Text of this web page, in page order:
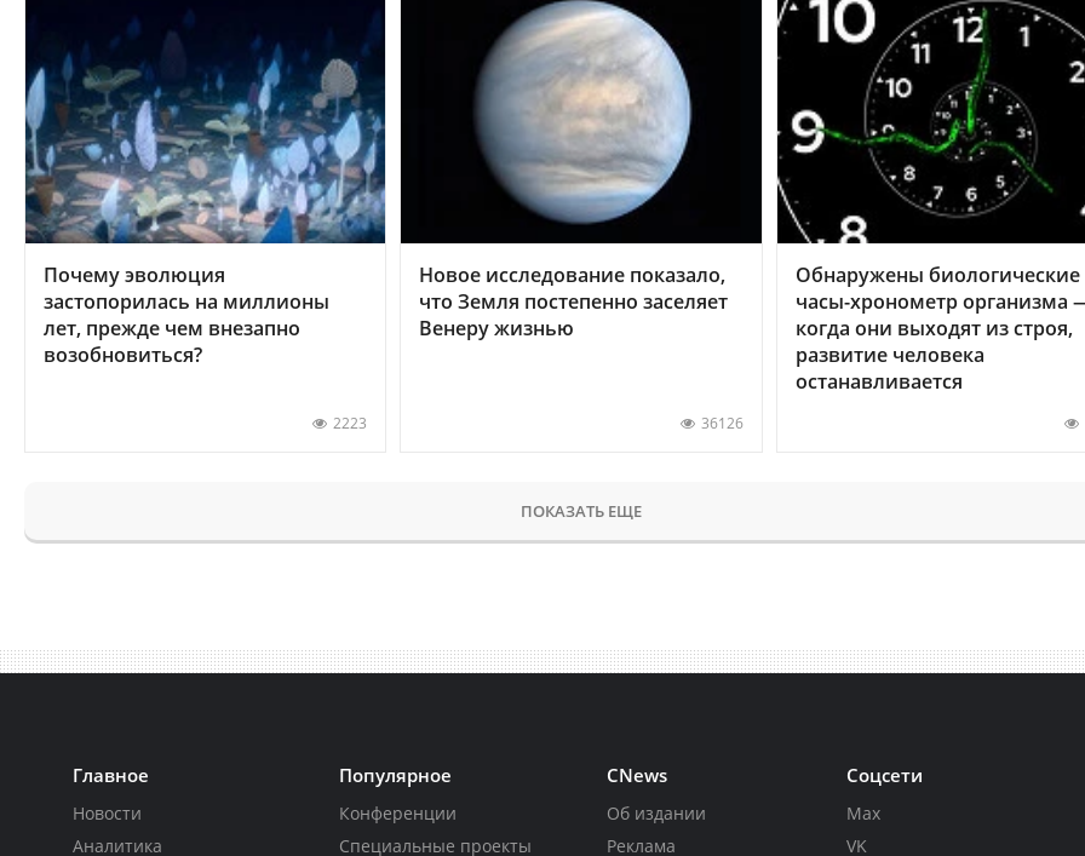
Почему эволюция
застопорилась на миллионы
лет, прежде чем внезапно
возобновиться?
2223
Новое исследование показало,
что Земля постепенно заселяет
Венеру жизнью
36126
Обнаружены биологические
часы-хронометр организма
когда они выходят из строя,
развитие человека
останавливается
ПОКАЗАТЬ ЕЩЕ
Главное
Новости
Аналитика
Популярное
Конференции
Специальные проекты
CNews
Об издании
Реклама
Соцсети
Max
VK